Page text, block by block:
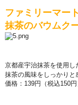
ファミリ ーマー
抹茶のバウムク
京都産宇治抹茶を使用し
抹茶の風味をしっかりと
価格： 139円（税込150円